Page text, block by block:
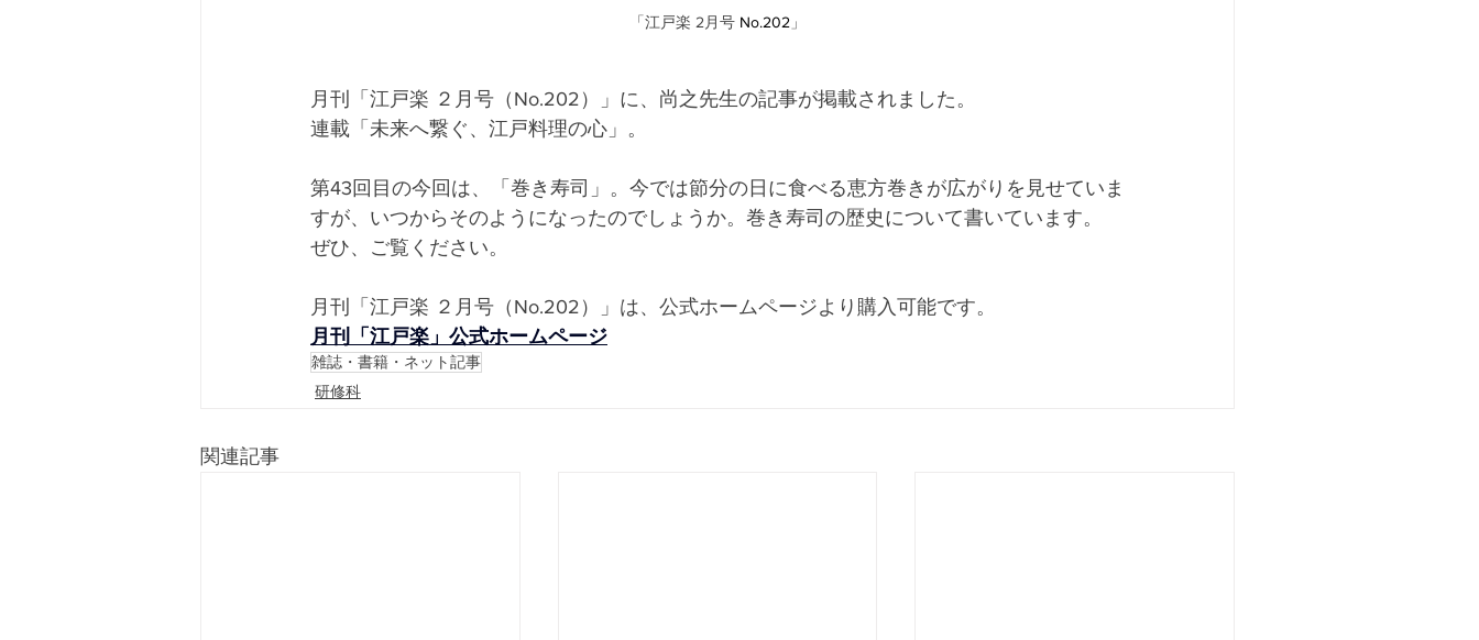
「江戸楽 2月号 No.202 」
月刊「江戸楽 ２月号（No.202）」に、尚之先生の記事が掲載されました。
連載「未来へ繋ぐ、江戸料理の心」。
第43回目の今回は、「巻き寿司」。今では節分の日に食べる恵方巻きが広がりを見せていま
すが、いつからそのようになったのでしょうか。巻き寿司の歴史について書いています。
ぜひ、ご覧ください。
月刊「江戸楽 ２月号（No.202）」は、公式ホームページより購入可能です。
月刊「江戸楽」公式ホームページ
雑誌・書籍・ネット記事
研修科
関連記事